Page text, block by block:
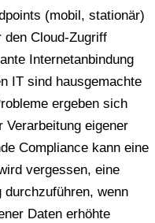
(mobil, stationär)
Cloud-Zugriff
Internetanbindung
IT sind hausgemachte
ergeben sich
eigener
Compliance kann eine
vergessen, eine
durchzuführen, wenn
Daten erhöhte